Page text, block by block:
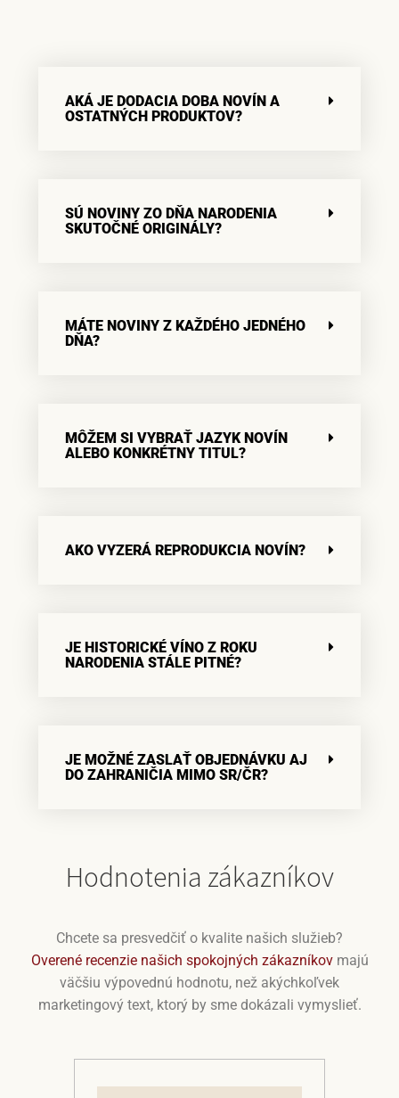
AKÁ JE DODACIA DOBA NOVÍN A
OSTATNÝCH PRODUKTOV?
SÚ NOVINY ZO DŇA NARODENIA
SKUTOČNÉ ORIGINÁLY?
MÁTE NOVINY Z KAŽDÉHO JEDNÉHO
DŇA?
MÔŽEM SI VYBRAŤ JAZYK NOVÍN
ALEBO KONKRÉTNY TITUL?
AKO VYZERÁ REPRODUKCIA NOVÍN?
JE HISTORICKÉ VÍNO Z ROKU
NARODENIA STÁLE PITNÉ?
JE MOŽNÉ ZASLAŤ OBJEDNÁVKU AJ
DO ZAHRANIČIA MIMO SR/ČR?
Hodnotenia zákazníkov
Chcete sa presvedčiť o kvalite našich služieb?
Overené recenzie našich spokojných zákazníkovmajú
väčšiu výpovednú hodnotu, než akýchkoľvek
marketingový text, ktorý by sme dokázali vymyslieť.